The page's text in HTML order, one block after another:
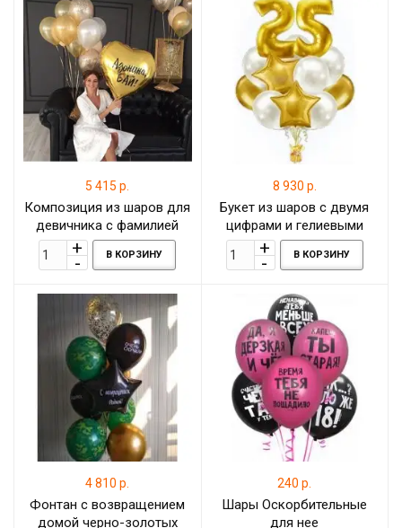
5 415 р.
Композиция из шаров для
девичника с фамилией
В КОРЗИНУ
8 930 р.
Букет из шаров с двумя
цифрами и гелиевыми
шарами на день рождение
взрослого
В КОРЗИНУ
4 810 р.
Фонтан с возвращением
домой черно-золотых
240 р.
Шары Оскорбительные
для нее